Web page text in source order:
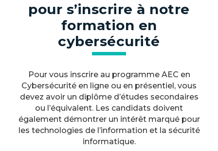
pour s’inscrire à notre
formation en
cybersécurité
Pour vous inscrire au programme AEC en
Cybersécurité en ligne ou en présentiel, vous
devez avoir un diplôme d’études secondaires
ou l’équivalent. Les candidats doivent
également démontrer un intérêt marqué pour
les technologies de l’information et la sécurité
informatique.